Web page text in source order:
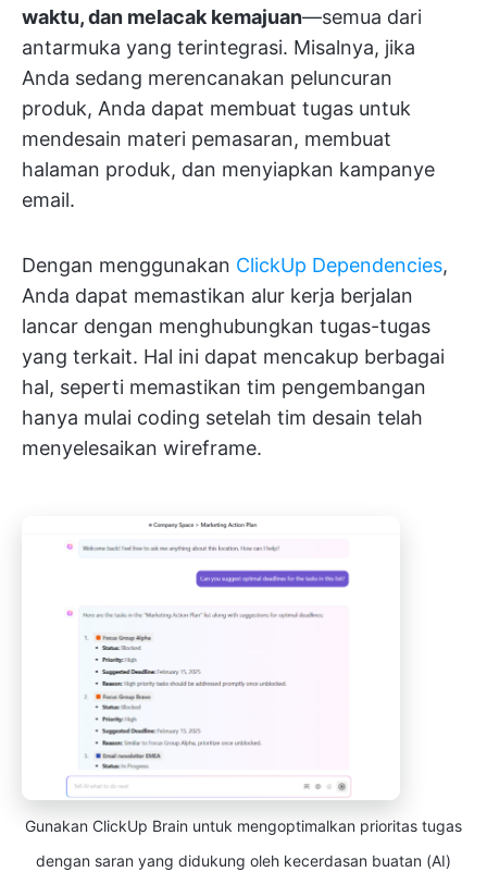
waktu, dan melacak kemajuan—semua dari
antarmuka yang terintegrasi. Misalnya, jika
Anda sedang merencanakan peluncuran
produk, Anda dapat membuat tugas untuk
mendesain materi pemasaran, membuat
halaman produk, dan menyiapkan kampanye
email.
Dengan menggunakan ClickUp Dependencies,
Anda dapat memastikan alur kerja berjalan
lancar dengan menghubungkan tugas-tugas
yang terkait. Hal ini dapat mencakup berbagai
hal, seperti memastikan tim pengembangan
hanya mulai coding setelah tim desain telah
menyelesaikan wireframe.
Gunakan ClickUp Brain untuk mengoptimalkan prioritas tugas
dengan saran yang didukung oleh kecerdasan buatan (AI)